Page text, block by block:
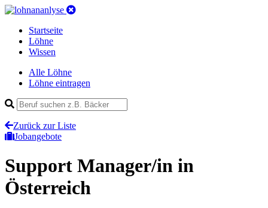
Startseite
Löhne
Wissen
Alle Löhne
Löhne eintragen
Zurück zur Liste
Jobangebote
Support Manager/in in
Österreich